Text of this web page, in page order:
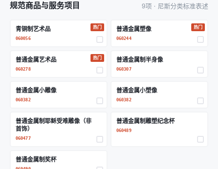
规范商品与服务项目 9项 · 尼斯分类标准表述
青铜制艺术品
060056
热门 普通金属塑像
060244
热门
普通金属艺术品
060278
热门 普通金属制半身像
060307
普通金属小雕像
060382
普通金属小塑像
060382
普通金属制耶稣受难雕像（非
首饰）
060477
普通金属制雕塑纪念杯
060489
普通金属制奖杯